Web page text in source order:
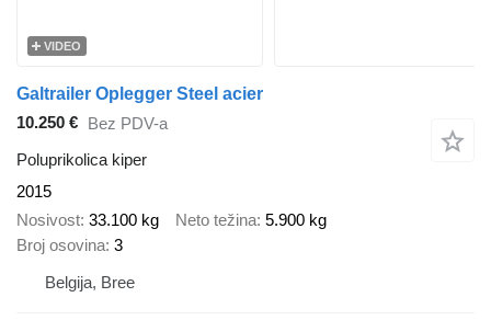
VIDEO
Galtrailer Oplegger Steel acier
10.250 € Bez PDV-a
Poluprikolica kiper
2015
Nosivost 33.100 kg Neto težina 5.900 kg
Broj osovina 3
Belgija, Bree